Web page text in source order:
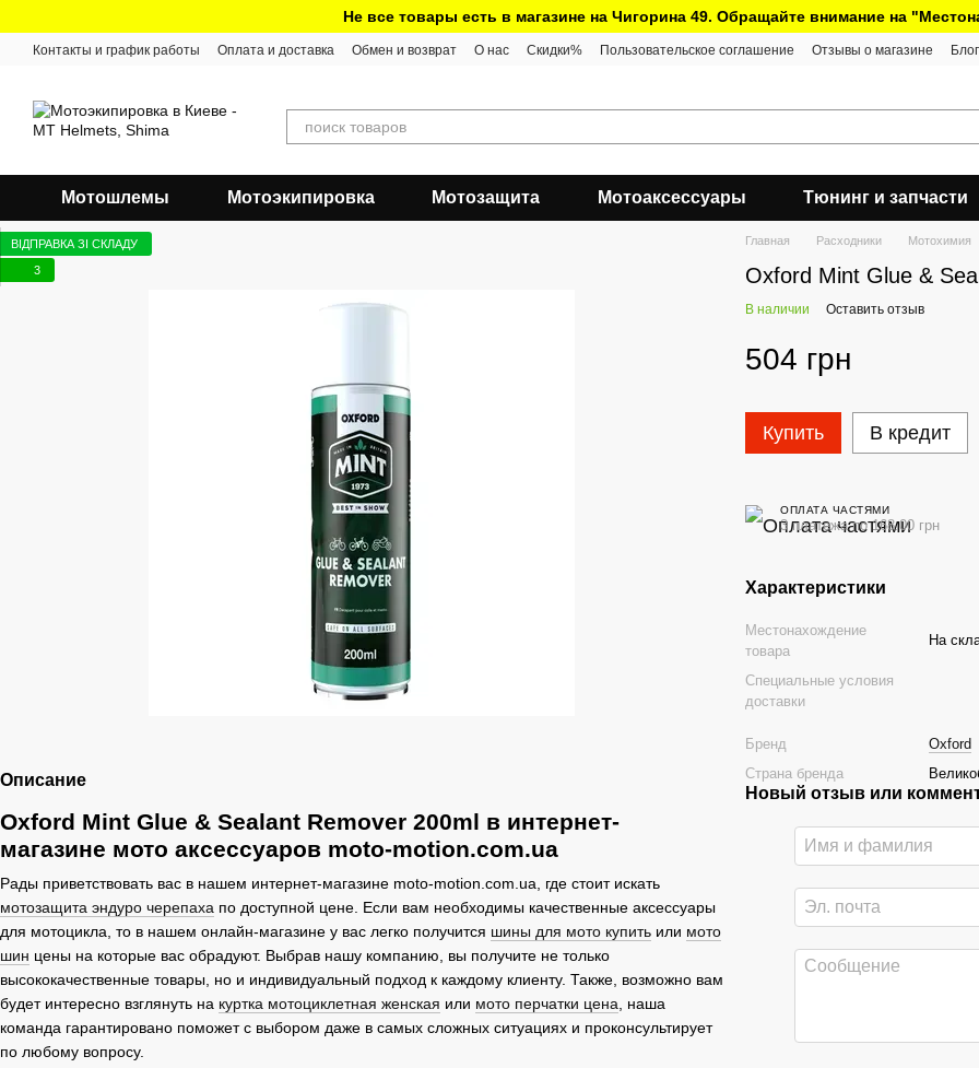
Не все товары есть в магазине на Чигорина 49. Обращайте внимание на
Контакты и график работы Оплата и доставка Обмен и возврат О нас Скидки% Пользовательское соглашение Отзывы о магазине Блог
Мотошлемы Мотоэкипировка Мотозащита Мотоаксессуары Тюнинг и запчасти
ВІДПРАВКА ЗІ СКЛАДУ
3
Описание
Oxford Mint Glue & Sealant Remover 200ml в интернет-
магазине мото аксессуаров moto-motion.com.ua
Рады приветствовать вас в нашем интернет-магазине moto-motion.com.ua, где стоит искать
мотозащита эндуро черепаха по доступной цене. Если вам необходимы качественные аксессуары
для мотоцикла, то в нашем онлайн-магазине у вас легко получится шины для мото купить или мото
шин цены на которые вас обрадуют. Выбрав нашу компанию, вы получите не только
высококачественные товары, но и индивидуальный подход к каждому клиенту. Также, возможно вам
будет интересно взглянуть на куртка мотоциклетная женская или мото перчатки цена , наша
команда гарантировано поможет с выбором даже в самых сложных ситуациях и проконсультирует
по любому вопросу.
Главная Расходники Мотохимия
Oxford Mint Glue &
В наличии Оставить отзыв
504 грн
Купить В кредит
ОПЛАТА ЧАСТЯМИ
3 платежа по 168.00 грн
Характеристики
Местонахождение
товара
На
Специальные условия
доставки
Бренд
Oxford
Страна бренда
Новый отзыв или